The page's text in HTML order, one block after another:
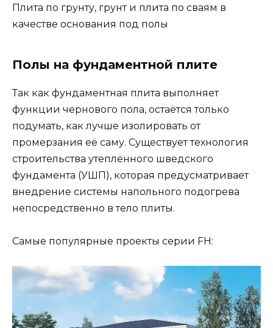
Плита по грунту, грунт и плита по сваям в
качестве основания под полы
Полы на фундаментной плите
Так как фундаментная плита выполняет
функции чернового пола, остаётся только
подумать, как лучше изолировать от
промерзания её саму. Существует технология
строительства утеплённого шведского
фундамента (УШП), которая предусматривает
внедрение системы напольного подогрева
непосредственно в тело плиты.
Самые популярные проекты серии FH: